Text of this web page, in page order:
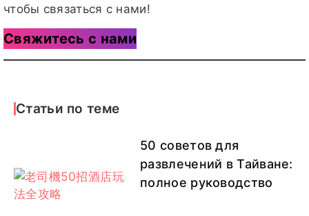
чтобы связаться с нами!
Свяжитесь с нами
Статьи по теме
50 советов для
развлечений в Тайване:
полное руководство